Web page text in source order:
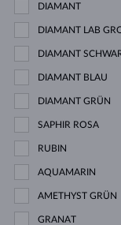
DIAMANT
DIAMANT LAB
DIAMANT
DIAMANT BLAU
DIAMANT GRÜN
SAPHIR ROSA
RUBIN
AQUAMARIN
AMETHYST GRÜN
GRANAT